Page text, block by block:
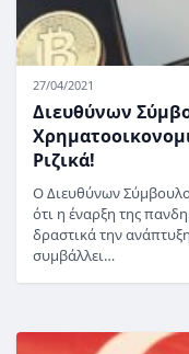
27/04/2021
Διευθύνων
Ριζικά!
Ο Διευθύνων
ότι η έναρξη της
δραστικά την
συμβάλλει…